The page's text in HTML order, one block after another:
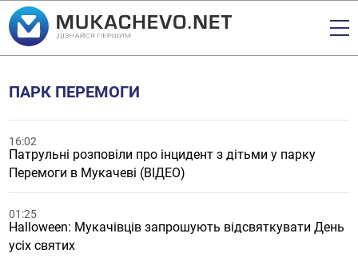
ПАРК ПЕРЕМОГИ
16:02
Патрульні розповіли про інцидент з дітьми у парку
Перемоги в Мукачеві (ВІДЕО)
01:25
Halloween: Мукачівців запрошують відсвяткувати День
усіх святих